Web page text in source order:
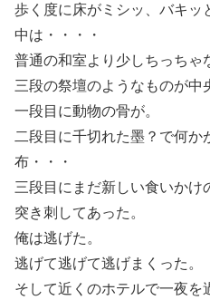
歩く度に床がミシッ、バキッ
中は・・・・
普通の和室より少しちっちゃ
三段の祭壇のようなものが中
一段目に動物の骨が。
二段目に千切れた墨？で何か
布・・・
三段目にまだ新しい食いかけ
突き刺してあった。
俺は逃げた。
逃げて逃げて逃げまくった。
そして近くのホテルで一夜を